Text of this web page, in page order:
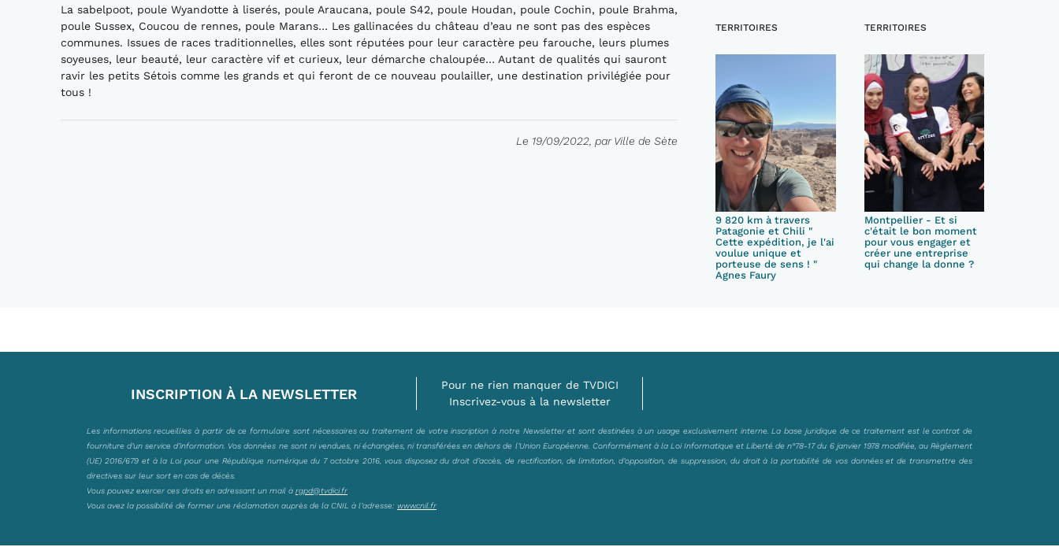
La sabelpoot, poule Wyandotte à liserés, poule Araucana, poule S42, poule Houdan, poule Cochin, poule Brahma,
poule Sussex, Coucou de rennes, poule Marans… Les gallinacées du château d’eau ne sont pas des espèces
communes. Issues de races traditionnelles, elles sont réputées pour leur caractère peu farouche, leurs plumes
soyeuses, leur beauté, leur caractère vif et curieux, leur démarche chaloupée… Autant de qualités qui sauront
ravir les petits Sétois comme les grands et qui feront de ce nouveau poulailler, une destination privilégiée pour
tous !
Le 19/09/2022, par Ville de Sète
TERRITOIRES
9 820 km à travers
Patagonie et Chili "
Cette expédition, je l'ai
voulue unique et
porteuse de sens ! "
Agnes Faury
TERRITOIRES
Montpellier - Et si
c'était le bon moment
pour vous engager et
créer une entreprise
qui change la donne ?
INSCRIPTION À LA NEWSLETTER
Pour ne rien manquer de TVDICI
Inscrivez-vous à la newsletter
Les informations recueillies à partir de ce formulaire sont nécessaires au traitement de votre inscription à notre Newsletter et sont destinées à un usage exclusivement interne. La base juridique de ce traitement est le contrat de
fourniture d’un service d’information. Vos données ne sont ni vendues, ni échangées, ni transférées en dehors de l’Union Européenne. Conformément à la Loi Informatique et Liberté de n°78-17 du 6 janvier 1978 modifiée, au Règlement
(UE) 2016/679 et à la Loi pour une République numérique du 7 octobre 2016, vous disposez du droit d’accès, de rectification, de limitation, d’opposition, de suppression, du droit à la portabilité de vos données et de transmettre des
directives sur leur sort en cas de décès.
Vous pouvez exercer ces droits en adressant un mail à rgpd@tvdici.fr
Vous avez la possibilité de former une réclamation auprès de la CNIL à l’adresse: www.cnil.fr